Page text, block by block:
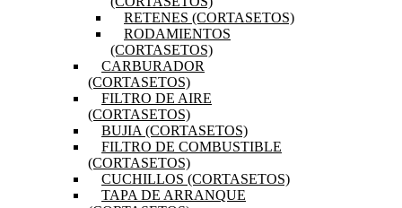
RETENES (CORTASETOS)
RODAMIENTOS
(CORTASETOS)
CARBURADOR
(CORTASETOS)
FILTRO DE AIRE
(CORTASETOS)
BUJIA (CORTASETOS)
FILTRO DE COMBUSTIBLE
(CORTASETOS)
CUCHILLOS (CORTASETOS)
TAPA DE ARRANQUE